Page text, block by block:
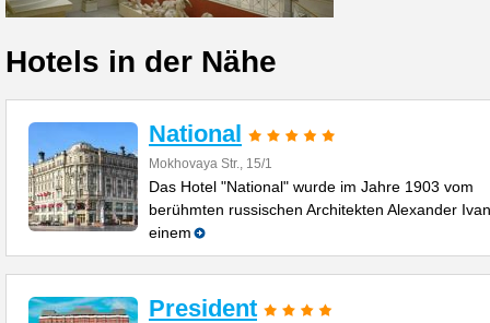
Hotels in der Nähe
National
Mokhovaya Str., 15/1
Das Hotel "National" wurde im Jahre 1903 vom
berühmten russischen Architekten Alexander
einem
President